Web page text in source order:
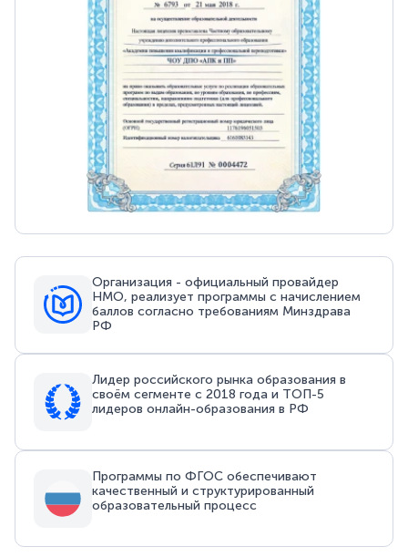
Организация - официальный провайдер
НМО, реализует программы с начислением
баллов согласно требованиям Минздрава
РФ
Лидер российского рынка образования в
своём сегменте с 2018 года и ТОП-5
лидеров онлайн-образования в РФ
Программы по ФГОС обеспечивают
качественный и структурированный
образовательный процесс